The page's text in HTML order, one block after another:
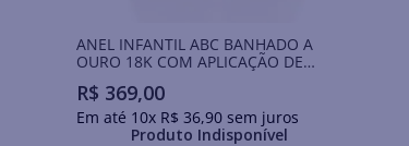
ANEL INFANTIL ABC BANHADO A
OURO 18K COM APLICAÇÃO DE
R$ 369,00
Em até 10x R$ 36,90sem juros
Produto Indisponível